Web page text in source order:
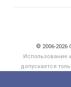
©
Использование
допускается